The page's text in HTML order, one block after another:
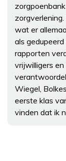
wat er
als
rapporten
vrijwilligers
Wiegel,
eerste klas
vinden dat ik